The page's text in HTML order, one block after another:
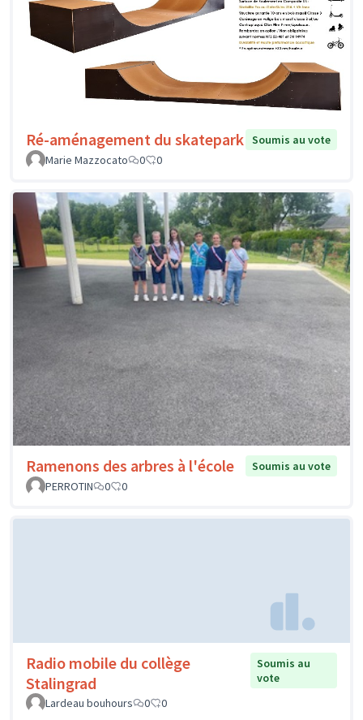
Ré-aménagement du skatepark Soumis au vote
Marie Mazzocato
0 0
Ramenons des arbres à l'école
Soumis au vote
PERROTIN
0 0
Radio mobile du collège
Stalingrad
Soumis au
vote
Lardeau bouhours
0 0